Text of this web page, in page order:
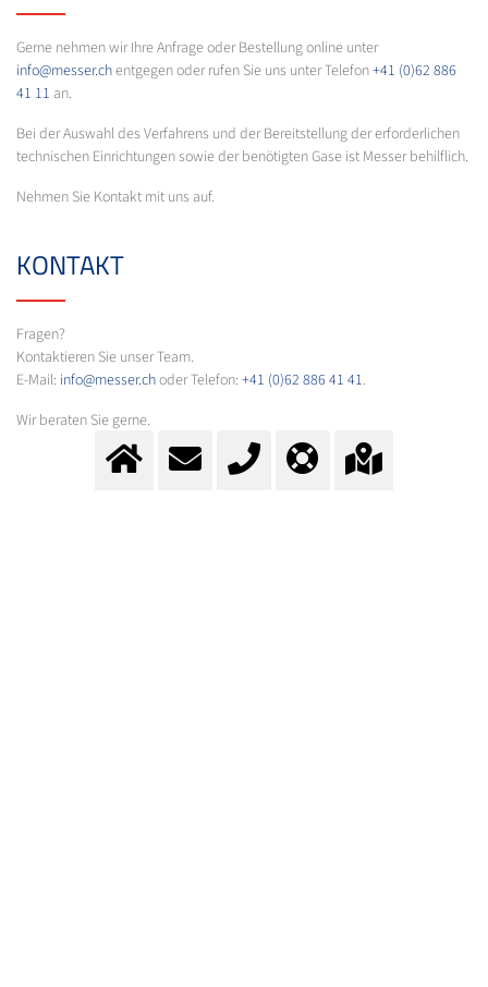
Gerne nehmen wir Ihre Anfrage oder Bestellung online unter
info@messer.chentgegen oder rufen Sie uns unter Telefon+41 (0)62 886
41 11 an.
Bei der Auswahl des Verfahrens und der Bereitstellung der erforderlichen
technischen Einrichtungen sowie der benötigten Gase ist Messer behilflich.
Nehmen Sie Kontakt mit uns auf.
KONTAKT
Fragen?
Kontaktieren Sie unser Team.
E-Mail: info@messer.choder Telefon: +41 (0)62 886 41 41.
Wir beraten Sie gerne.